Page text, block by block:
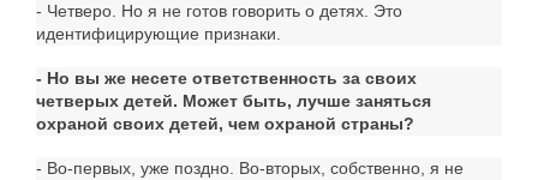
- Четверо. Но я не готов говорить о детях. Это
идентифицирующие признаки.
- Но вы же несете ответственность за своих
четверых детей. Может быть, лучше заняться
охраной своих детей, чем охраной страны?
- Во-первых, уже поздно. Во-вторых, собственно, я не